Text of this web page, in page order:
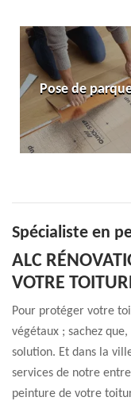
Pose de
Spécialiste en
ALC
VOTRE
Pour protéger votre
végétaux ; sachez
solution. Et dans la
services de notre
peinture de votre